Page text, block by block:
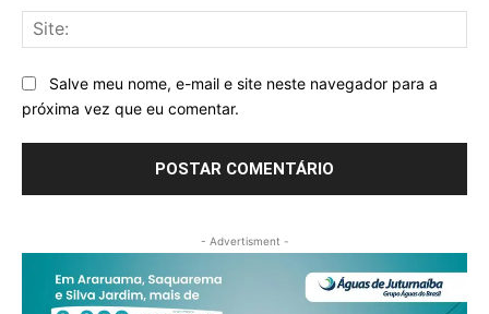
Salve meu nome, e-mail e site neste navegador para a
próxima vez que eu comentar.
- Advertisment -